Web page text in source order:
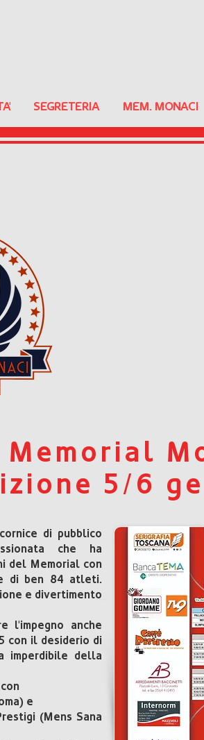
SEGRETERIA MEM. MONACI
Memorial
5/6
di pubblico
che ha
del Memorial con
di ben 84 atleti.
e divertimento
l'impegno anche
con il desiderio di
imperdibile della
e
(Mens Sana